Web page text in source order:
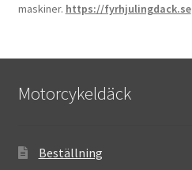
maskiner. https://fyrhjulingdack.se
Motorcykeldäck
Beställning